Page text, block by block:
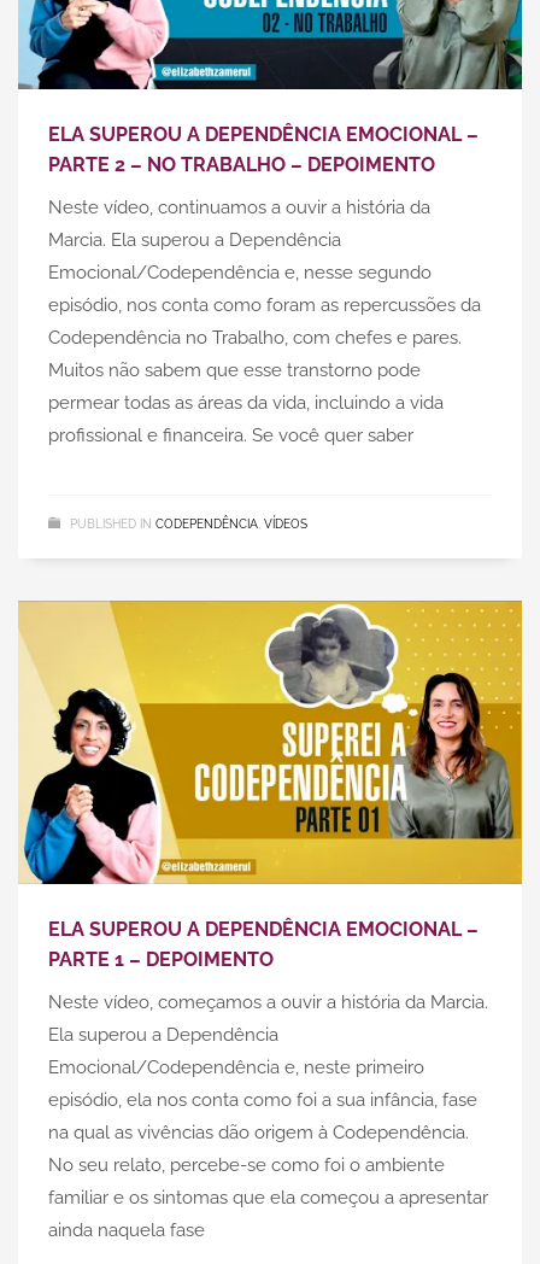
ELA SUPEROU A DEPENDÊNCIA EMOCIONAL –
PARTE 2 – NO TRABALHO – DEPOIMENTO
Neste vídeo, continuamos a ouvir a história da
Marcia. Ela superou a Dependência
Emocional/Codependência e, nesse segundo
episódio, nos conta como foram as repercussões da
Codependência no Trabalho, com chefes e pares.
Muitos não sabem que esse transtorno pode
permear todas as áreas da vida, incluindo a vida
profissional e financeira. Se você quer saber
PUBLISHED IN CODEPENDÊNCIA VÍDEOS
ELA SUPEROU A DEPENDÊNCIA EMOCIONAL –
PARTE 1 – DEPOIMENTO
Neste vídeo, começamos a ouvir a história da Marcia.
Ela superou a Dependência
Emocional/Codependência e, neste primeiro
episódio, ela nos conta como foi a sua infância, fase
na qual as vivências dão origem à Codependência.
No seu relato, percebe-se como foi o ambiente
familiar e os sintomas que ela começou a apresentar
ainda naquela fase